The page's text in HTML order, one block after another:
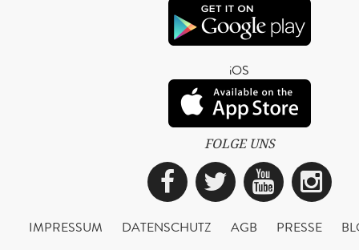
iOS
FOLGE UNS
Facebook
Twitter
IMPRESSUM DATENSCHUTZ AGB PRESSE